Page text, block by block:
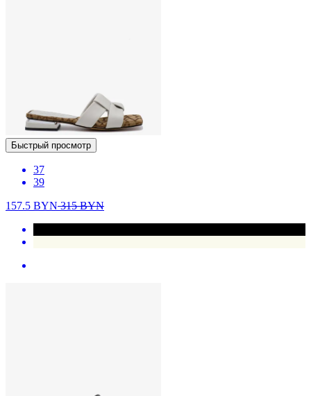
Быстрый просмотр
37
39
157.5 BYN315BYN